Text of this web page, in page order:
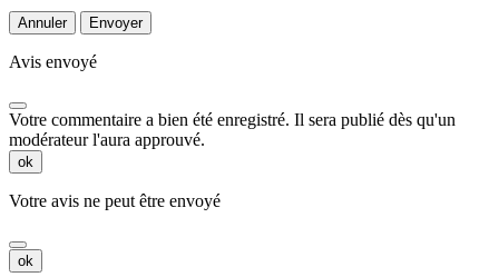
Annuler Envoyer
Avis envoyé
Votre commentaire a bien été enregistré. Il sera publié dès qu'un
modérateur l'aura approuvé.
ok
Votre avis ne peut être envoyé
ok